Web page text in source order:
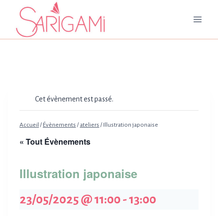
contenu
Cet évènement est passé.
Accueil / Évènements / ateliers / Illustration japonaise
« Tout Évènements
Illustration japonaise
23/05/2025 @ 11:00 -13:00